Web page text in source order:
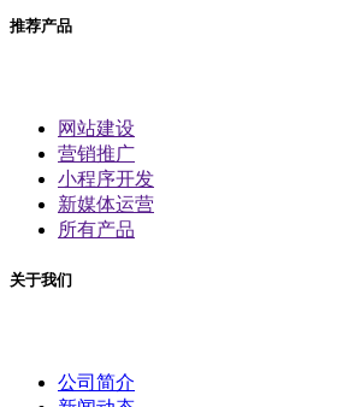
推荐产品
网站建设
营销推广
小程序开发
新媒体运营
所有产品
关于我们
公司简介